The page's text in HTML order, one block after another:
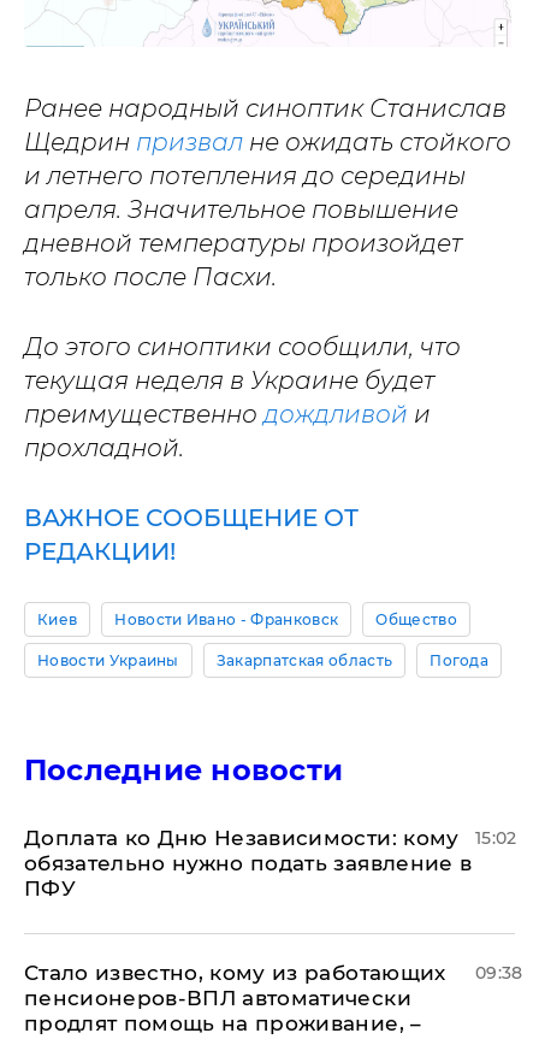
Ранее народный синоптик Станислав
Щедрин призвал не ожидать стойкого
и летнего потепления до середины
апреля. Значительное повышение
дневной температуры произойдет
только после Пасхи.
До этого синоптики сообщили, что
текущая неделя в Украине будет
преимущественнодождливой и
прохладной.
ВАЖНОЕ СООБЩЕНИЕ ОТ
РЕДАКЦИИ!
Киев Новости Ивано - Франковск Общество
Новости Украины Закарпатская область Погода
Последние новости
Доплата ко Дню Независимости: кому
обязательно нужно подать заявление в
ПФУ
15:02
Стало известно, кому из работающих
пенсионеров-ВПЛ автоматически
продлят помощь на проживание, –
09:38